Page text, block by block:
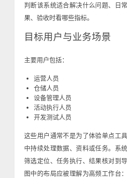
判断该系统适合解决什么问题、日
果、验收时看哪些指标。
目标用户与业务场景
主要用户包括：
运营人员
仓储人员
设备管理人员
活动执行人员
开发测试人员
这些用户通常不是为了体验单点工
中持续处理数据、资料或任务。系
筛选定位、任务执行、结果核对到
图中的布局应被理解为高频工作台